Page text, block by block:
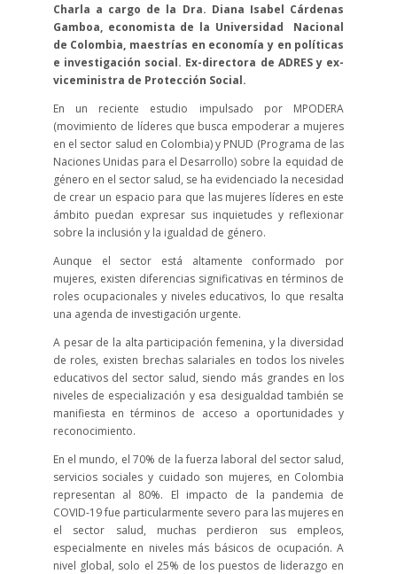
Charla a cargo de la Dra. Diana Isabel Cárdenas
Gamboa, economista de la Universidad Nacional
de Colombia, maestrías en economía y en políticas
e investigación social. Ex-directora de ADRES y ex-
viceministra de Protección Social.
En un reciente estudio impulsado por MPODERA
(movimiento de líderes que busca empoderar a mujeres
en el sector salud en Colombia) y PNUD (Programa de las
Naciones Unidas para el Desarrollo) sobre la equidad de
género en el sector salud, se ha evidenciado la necesidad
de crear un espacio para que las mujeres líderes en este
ámbito puedan expresar sus inquietudes y reflexionar
sobre la inclusión y la igualdad de género.
Aunque el sector está altamente conformado por
mujeres, existen diferencias significativas en términos de
roles ocupacionales y niveles educativos, lo que resalta
una agenda de investigación urgente.
A pesar de la alta participación femenina, y la diversidad
de roles, existen brechas salariales en todos los niveles
educativos del sector salud, siendo más grandes en los
niveles de especialización y esa desigualdad también se
manifiesta en términos de acceso a oportunidades y
reconocimiento.
En el mundo, el 70% de la fuerza laboral del sector salud,
servicios sociales y cuidado son mujeres, en Colombia
representan al 80%. El impacto de la pandemia de
COVID-19 fue particularmente severo para las mujeres en
el sector salud, muchas perdieron sus empleos,
especialmente en niveles más básicos de ocupación. A
nivel global, solo el 25% de los puestos de liderazgo en